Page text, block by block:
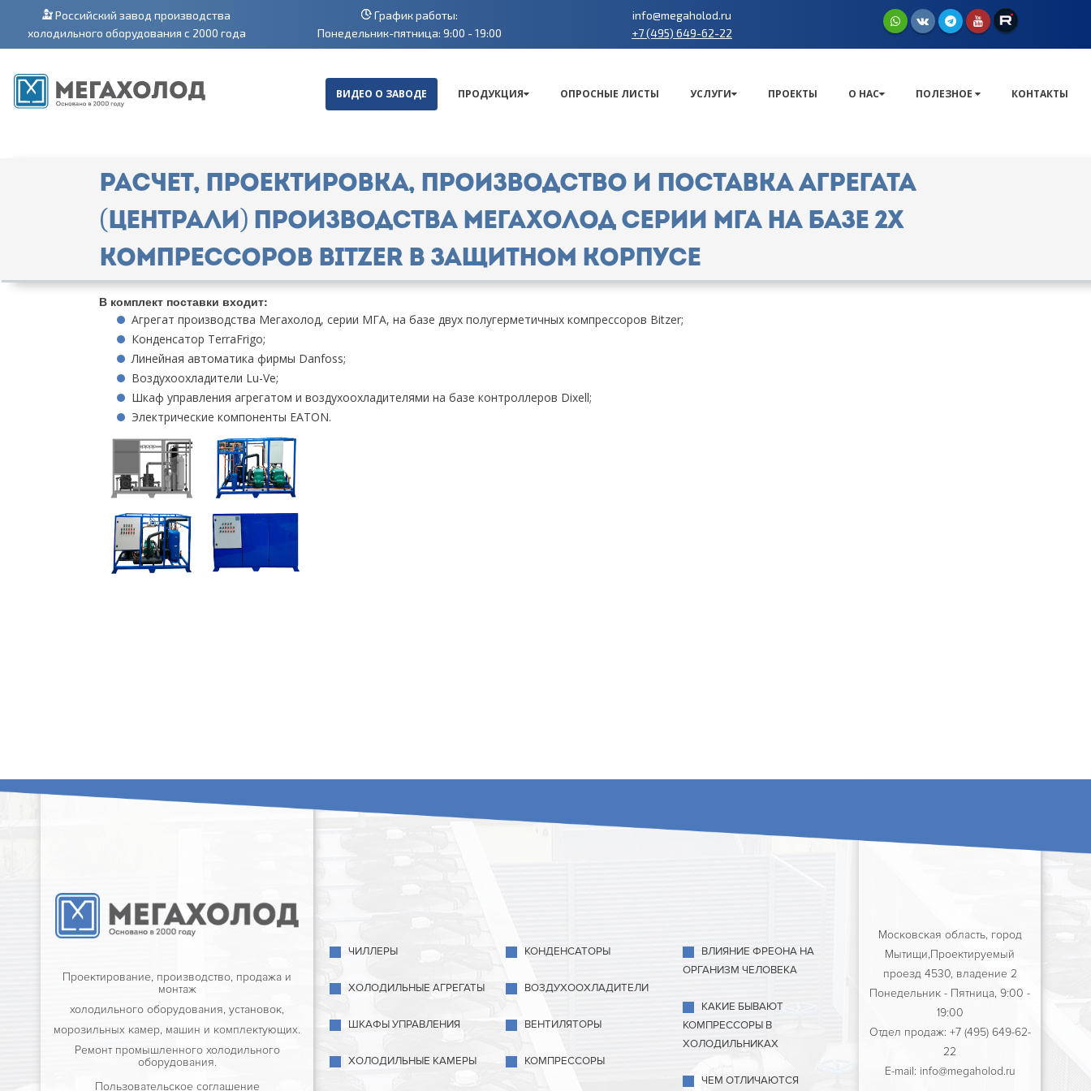
Российский завод производства
холодильного оборудования с 2000 года
График работы:
Понедельник-пятница: 9:00 - 19:00
info@megaholod.ru
+7 (495) 649-62-22
ВИДЕО О ЗАВОДЕ ПРОДУКЦИЯ ОПРОСНЫЕ ЛИСТЫ УСЛУГИ ПРОЕКТЫ О НАС ПОЛЕЗНОЕ КОНТАКТЫ
Расчет, проектировка, производство и поставка Агрегата
(централи) производства МЕГАХОЛОД серии МГА на базе 2х
компрессоров Bitzer в защитном корпусе
В комплект поставки входит:
Агрегат производства Мегахолод, серии МГА, на базе двух полугерметичных компрессоров Bitzer;
Конденсатор TerraFrigo;
Линейная автоматика фирмы Danfoss;
Воздухоохладители Lu-Ve;
Шкаф управления агрегатом и воздухоохладителями на базе контроллеров Dixell;
Электрические компоненты EATON.
Проектирование, производство, продажа и
монтаж
холодильного оборудования, установок,
морозильных камер, машин и комплектующих.
Ремонт промышленного холодильного
оборудования.
Пользовательское соглашение
ЧИЛЛЕРЫ
ХОЛОДИЛЬНЫЕ АГРЕГАТЫ
ШКАФЫ УПРАВЛЕНИЯ
ХОЛОДИЛЬНЫЕ КАМЕРЫ
КОНДЕНСАТОРЫ
ВОЗДУХООХЛАДИТЕЛИ
ВЕНТИЛЯТОРЫ
КОМПРЕССОРЫ
ВЛИЯНИЕ ФРЕОНА НА
ОРГАНИЗМ ЧЕЛОВЕКА
КАКИЕ БЫВАЮТ
КОМПРЕССОРЫ В
ХОЛОДИЛЬНИКАХ
ЧЕМ ОТЛИЧАЮТСЯ
Московская область, город
Мытищи,Проектируемый
проезд 4530, владение 2
Понедельник - Пятница, 9:00 -
19:00
Отдел продаж: +7 (495) 649-62-
22
E-mail: info@megaholod.ru